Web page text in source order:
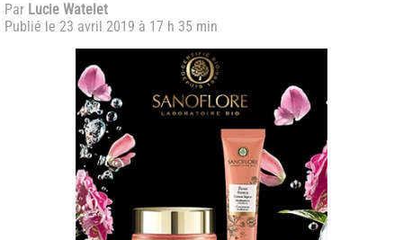
Par Lucie Watelet
Publié le 23 avril 2019 à 17 h 35 min